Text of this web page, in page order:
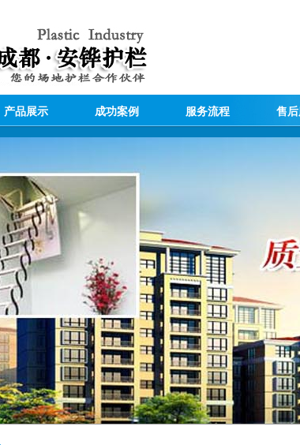
产品展示 成功案例 服务流程 售